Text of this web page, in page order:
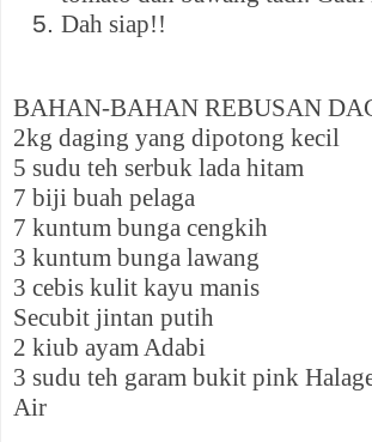
Dah siap!!
BAHAN-BAHAN REBUSAN
2kg daging yang dipotong kecil
5 sudu teh serbuk lada hitam
7 biji buah pelaga
7 kuntum bunga cengkih
3 kuntum bunga lawang
3 cebis kulit kayu manis
Secubit jintan putih
2 kiub ayam Adabi
3 sudu teh garam bukit pink
Air